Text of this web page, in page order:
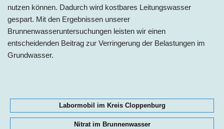
nutzen können. Dadurch wird kostbares Leitungswasser
gespart. Mit den Ergebnissen unserer
Brunnenwasseruntersuchungen leisten wir einen
entscheidenden Beitrag zur Verringerung der Belastungen im
Grundwasser.
Labormobil im Kreis Cloppenburg
Nitrat im Brunnenwasser